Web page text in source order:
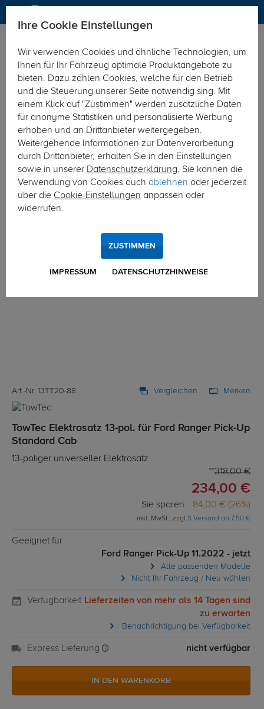
Hier geht's zur Fahrzeugübersicht: Ford Ranger Pick-Up
Art.-Nr. 13TT20-88 Vergleichen Merken
TowTec Elektrosatz 13-pol. für Ford Ranger Pick-Up
Standard Cab
13-poliger universeller Elektrosatz
318,00 €
234,00 €
Sie sparen 84,00 € (26%)
inkl. MwSt., zzgl.S Versand ab 7,50 €
Geeignet für
Ford Ranger Pick-Up 11.2022 - jetzt
Alle passenden Modelle
Nicht Ihr Fahrzeug / Neu wählen
Verfügbarkeit Lieferzeiten von mehr als 14 Tagen sind
zu erwarten
Benachrichtigung bei Verfügbarkeit
Express Lieferung nicht verfügbar
IN DEN WARENKORB
Ihre Cookie Einstellungen
Wir verwenden Cookies und ähnliche Technologien, um
Ihnen für Ihr Fahrzeug optimale Produktangebote zu
bieten. Dazu zählen Cookies, welche für den Betrieb
und die Steuerung unserer Seite notwendig sing. Mit
einem Klick auf "Zustimmen" werden zusätzliche Daten
für anonyme Statistiken und personalisierte Werbung
erhoben und an Drittanbieter weitergegeben.
Weitergehende Informationen zur Datenverarbeitung
durch Drittanbieter, erhalten Sie in den Einstellungen
sowie in unserer Datenschutzerklärung. Sie können die
Verwendung von Cookies auch ablehnen oder jederzeit
über die Cookie-Einstellungen anpassen oder
widerrufen.
IMPRESSUM DATENSCHUTZHINWEISE
ZUSTIMMEN